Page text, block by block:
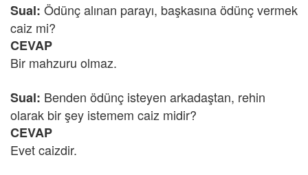
Sual: Ödünç alınan parayı, başkasına ödünç vermek
caiz mi?
CEVAP
Bir mahzuru olmaz.
Sual: Benden ödünç isteyen arkadaştan, rehin
olarak bir şey istemem caiz midir?
CEVAP
Evet caizdir.